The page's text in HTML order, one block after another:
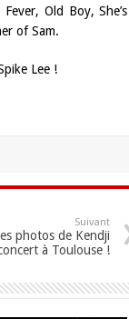
Old Boy, She’s
of Sam.
Lee !
Suivant
photos de Kendji
à Toulouse !